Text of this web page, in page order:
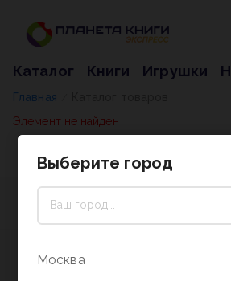
Каталог Книги Игрушки
Главная
Элемент не найден
Выберите город
Москва